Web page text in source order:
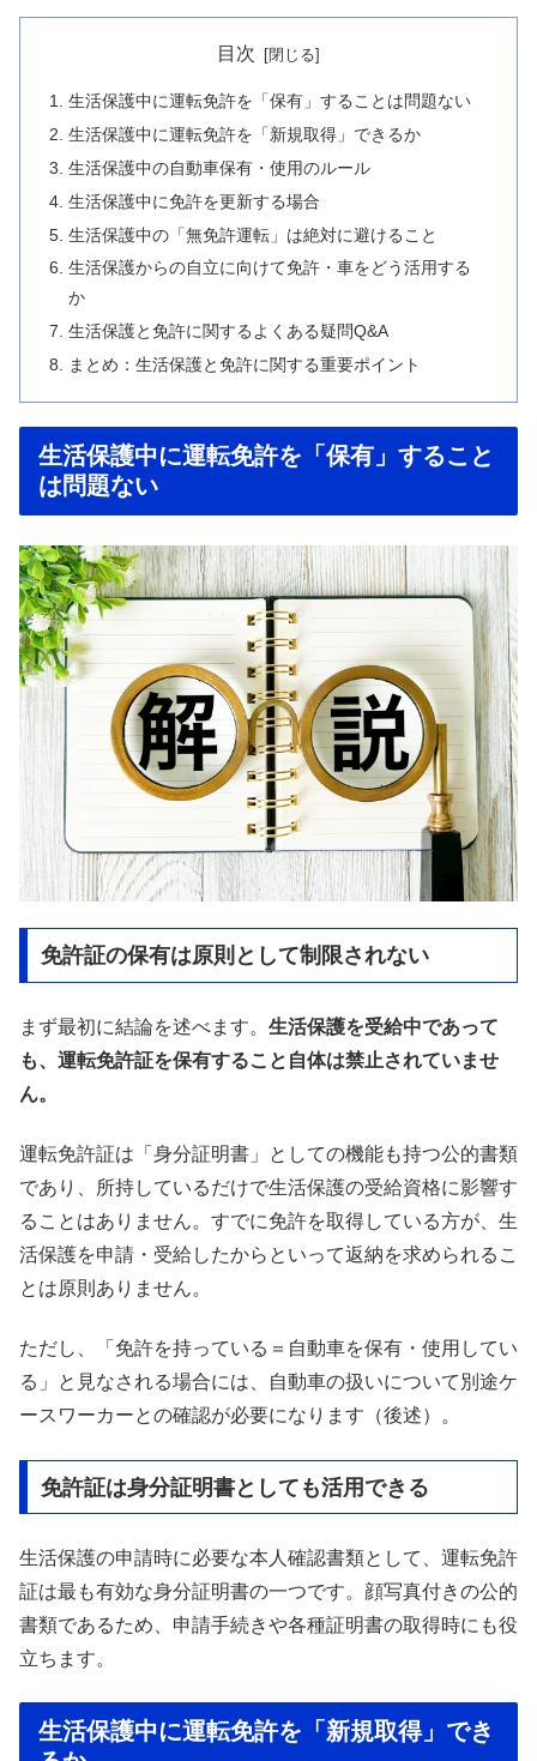
目次
生活保護中に運転免許を「保有」することは問題ない
生活保護中に運転免許を「新規取得」できるか
生活保護中の自動車保有・使用のルール
生活保護中に免許を更新する場合
生活保護中の「無免許運転」は絶対に避けること
生活保護からの自立に向けて免許・車をどう活用する
か
生活保護と免許に関するよくある疑問Q&A
まとめ：生活保護と免許に関する重要ポイント
生活保護中に運転免許を「保有」すること
は問題ない
免許証の保有は原則として制限されない
まず最初に結論を述べます。 生活保護を受給中であって
も、運転免許証を保有すること自体は禁止されていませ
ん。
運転免許証は「身分証明書」としての機能も持つ公的書類
であり、所持しているだけで生活保護の受給資格に影響す
ることはありません。すでに免許を取得している方が、生
活保護を申請・受給したからといって返納を求められるこ
とは原則ありません。
ただし、「免許を持っている＝自動車を保有・使用してい
る」と見なされる場合には、自動車の扱いについて別途ケ
ースワーカーとの確認が必要になります（後述）。
免許証は身分証明書としても活用できる
生活保護の申請時に必要な本人確認書類として、運転免許
証は最も有効な身分証明書の一つです。顔写真付きの公的
書類であるため、申請手続きや各種証明書の取得時にも役
立ちます。
生活保護中に運転免許を「新規取得」でき